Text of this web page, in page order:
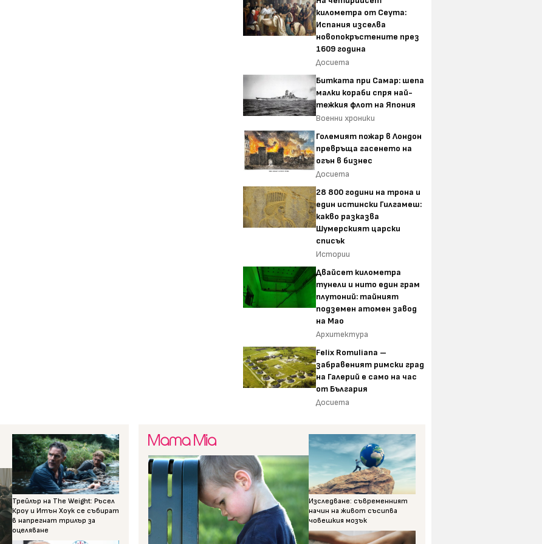
километра от Сеута:
Испания изселва
новопокръстените през
1609 година
Досиета
Битката при Самар: шепа
малки кораби спря най-
тежкия флот на Япония
Военни хроники
Големият пожар в Лондон
превръща гасенето на
огън в бизнес
Досиета
28 800 години на трона и
един истински Гилгамеш:
какво разказва
Шумерският царски
списък
Истории
Двайсет километра
тунели и нито един грам
плутоний: тайният
подземен атомен завод
на Мао
Архитектура
Felix Romuliana –
забравеният римски град
на Галерий е само на час
от България
Досиета
Трейлър на The Weight: Ръсел
Кроу и Итън Хоук се събират
в напрегнат трилър за
оцеляване
Изследване: съвременният
начин на живот съсипва
човешкия мозък